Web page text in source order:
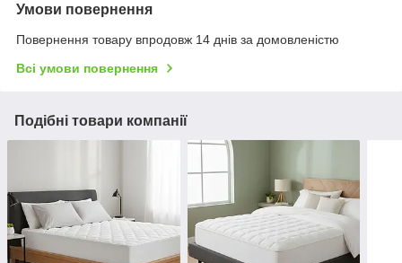
Умови повернення
Повернення товару впродовж 14 днів за домовленістю
Всі умови повернення
Подібні товари компанії